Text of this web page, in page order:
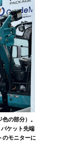
の部分）。
ケット先端
のモニターに